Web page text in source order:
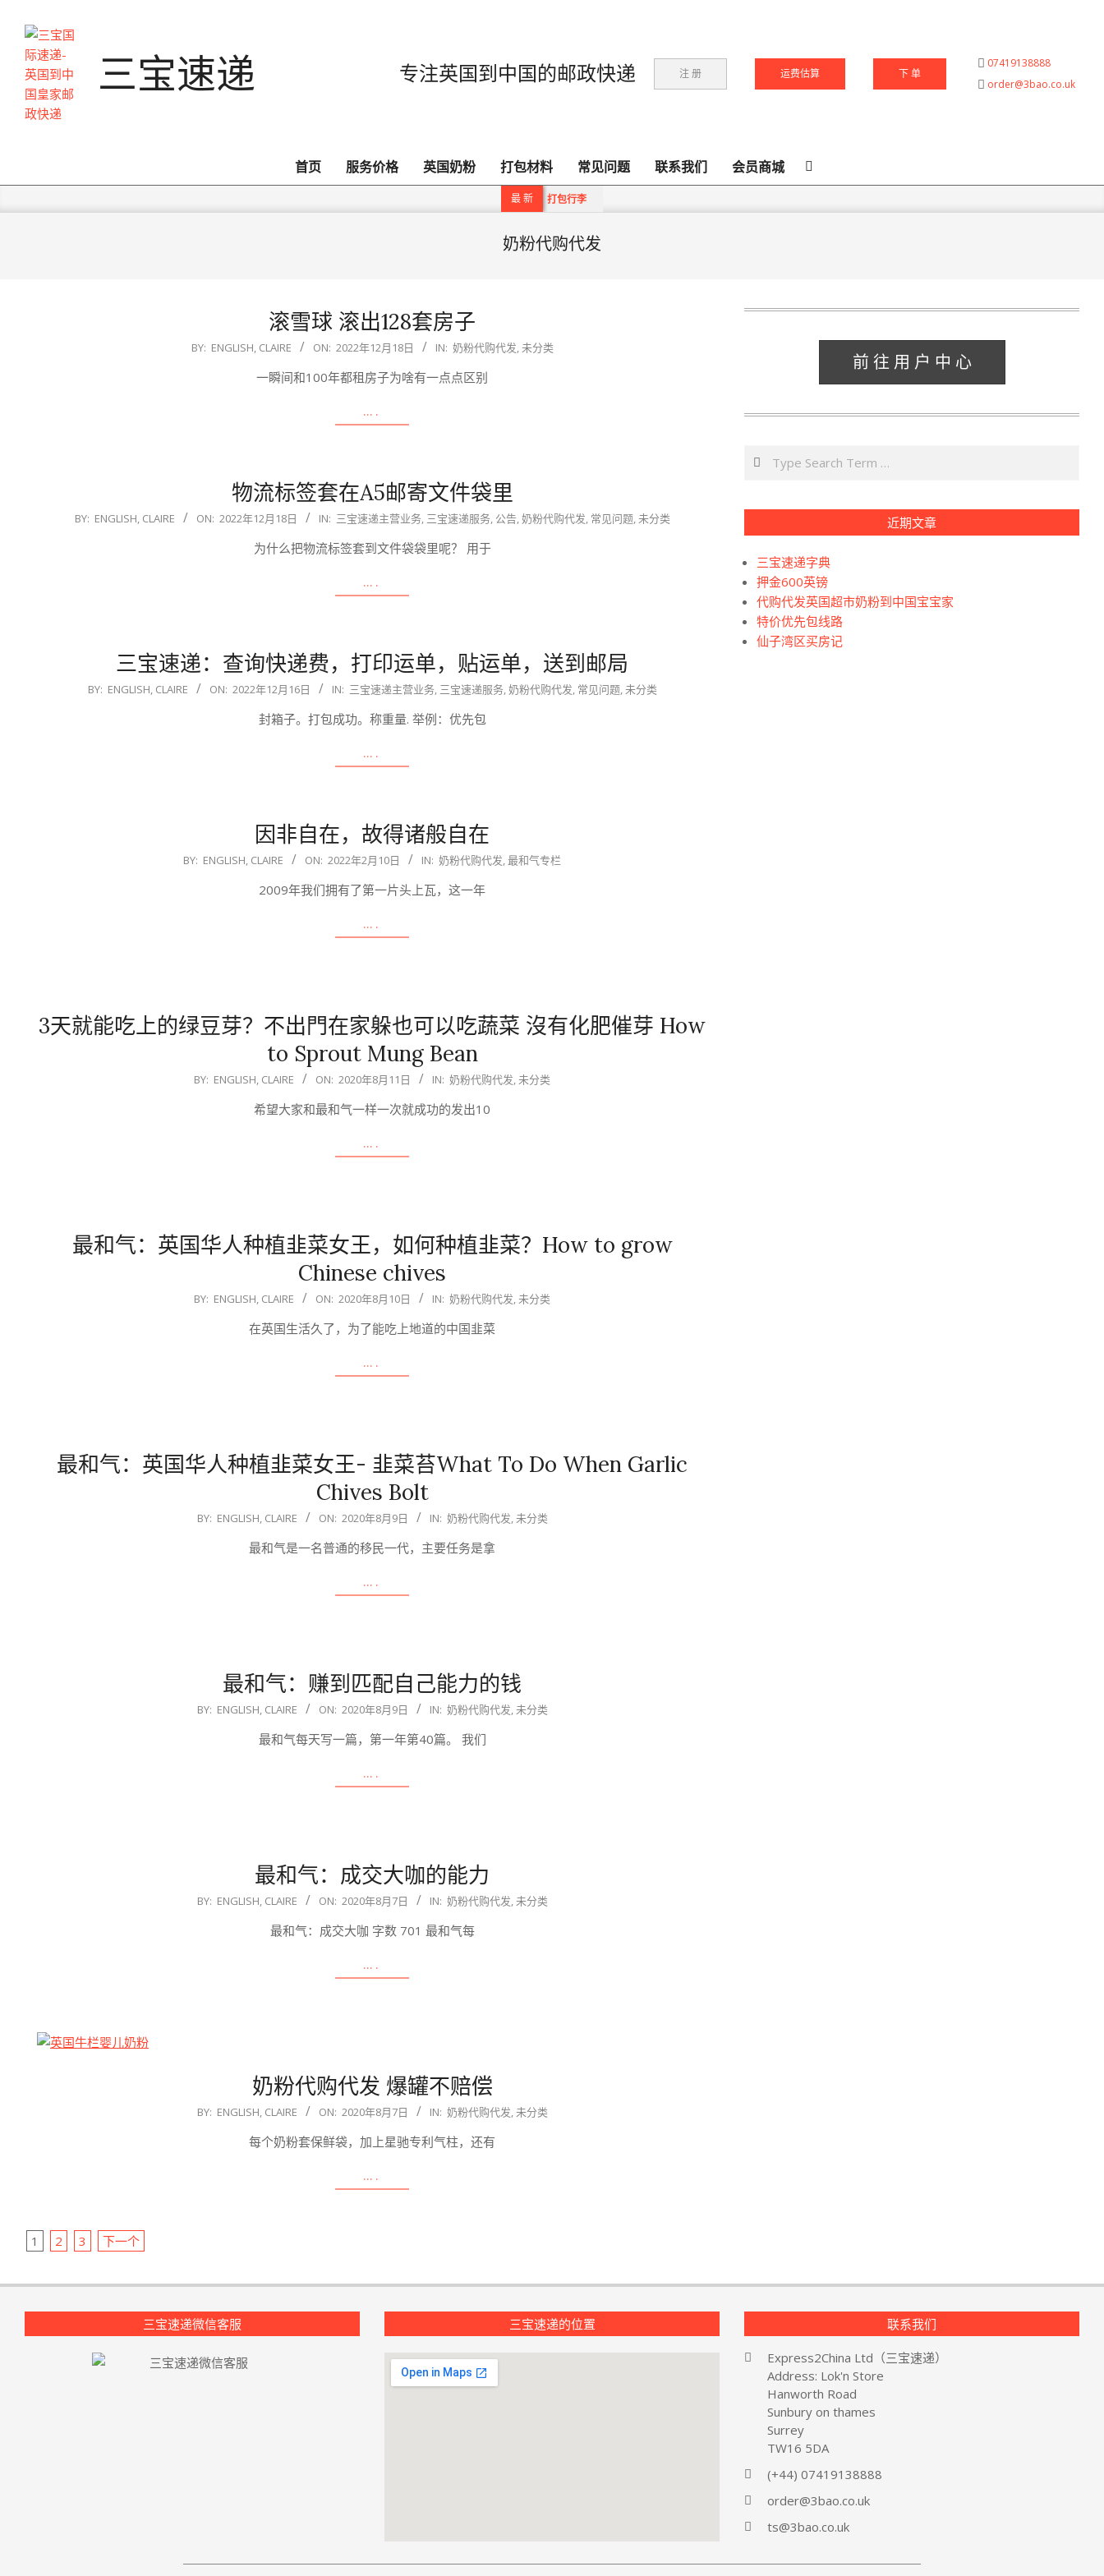
content
三宝速递 专注英国到中国的邮政快递 注 册 运费估算 下 单
07419138888
order@3bao.co.uk
Primary
Navigation
Menu
首页 服务价格 英国奶粉 打包材料 常见问题 联系我们 会员商城 Search
最 新 打包行李
奶粉代购代发
滚雪球 滚出128套房子
BY: ENGLISH, CLAIRE ON: 2022年12月18日 IN: 奶粉代购代发,未分类
一瞬间和100年都租房子为啥有一点点区别
….
物流标签套在A5邮寄文件袋里
BY: ENGLISH, CLAIRE ON: 2022年12月18日 IN: 三宝速递主营业务, 三宝速递服务, 公告,奶粉代购代发, 常见问题,未分类
为什么把物流标签套到文件袋袋里呢？ 用于
….
三宝速递：查询快递费，打印运单，贴运单，送到邮局
BY: ENGLISH, CLAIRE ON: 2022年12月16日 IN: 三宝速递主营业务, 三宝速递服务,奶粉代购代发, 常见问题,未分类
封箱子。打包成功。称重量. 举例：优先包
….
因非自在，故得诸般自在
BY: ENGLISH, CLAIRE ON: 2022年2月10日 IN: 奶粉代购代发,最和气专栏
2009年我们拥有了第一片头上瓦，这一年
….
3天就能吃上的绿豆芽？不出門在家躲也可以吃蔬菜 沒有化肥催芽 How
to Sprout Mung Bean
BY: ENGLISH, CLAIRE ON: 2020年8月11日 IN: 奶粉代购代发,未分类
希望大家和最和气一样一次就成功的发出10
….
最和气：英国华人种植韭菜女王，如何种植韭菜？How to grow
Chinese chives
BY: ENGLISH, CLAIRE ON: 2020年8月10日 IN: 奶粉代购代发,未分类
在英国生活久了，为了能吃上地道的中国韭菜
….
最和气：英国华人种植韭菜女王- 韭菜苔What To Do When Garlic
Chives Bolt
BY: ENGLISH, CLAIRE ON: 2020年8月9日 IN: 奶粉代购代发,未分类
最和气是一名普通的移民一代，主要任务是拿
….
最和气：赚到匹配自己能力的钱
BY: ENGLISH, CLAIRE ON: 2020年8月9日 IN: 奶粉代购代发,未分类
最和气每天写一篇，第一年第40篇。 我们
….
最和气：成交大咖的能力
BY: ENGLISH, CLAIRE ON: 2020年8月7日 IN: 奶粉代购代发,未分类
最和气：成交大咖 字数 701 最和气每
….
奶粉代购代发 爆罐不赔偿
BY: ENGLISH, CLAIRE ON: 2020年8月7日 IN: 奶粉代购代发,未分类
每个奶粉套保鲜袋，加上星驰专利气柱，还有
….
文
1 2 3 下一个
前 往 用 户 中 心
Search
近期文章
三宝速递字典
押金600英镑
代购代发英国超市奶粉到中国宝宝家
特价优先包线路
仙子湾区买房记
三宝速递微信客服 三宝速递的位置 联系我们
Express2China Ltd（三宝速递）
Address: Lok'n Store
Hanworth Road
Sunbury on thames
Surrey
TW16 5DA
(+44) 07419138888
order@3bao.co.uk
ts@3bao.co.uk